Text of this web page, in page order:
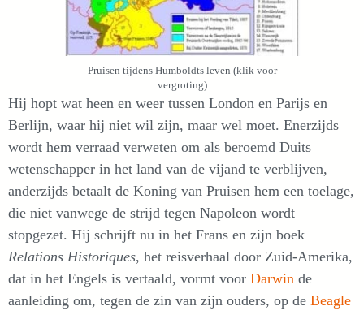
Pruisen tijdens Humboldts leven (klik voor
vergroting)
Hij hopt wat heen en weer tussen London en Parijs en
Berlijn, waar hij niet wil zijn, maar wel moet. Enerzijds
wordt hem verraad verweten om als beroemd Duits
wetenschapper in het land van de vijand te verblijven,
anderzijds betaalt de Koning van Pruisen hem een toelage,
die niet vanwege de strijd tegen Napoleon wordt
stopgezet. Hij schrijft nu in het Frans en zijn boek
Relations Historiques, het reisverhaal door Zuid-Amerika,
dat in het Engels is vertaald, vormt voor Darwin de
aanleiding om, tegen de zin van zijn ouders, op de Beagle